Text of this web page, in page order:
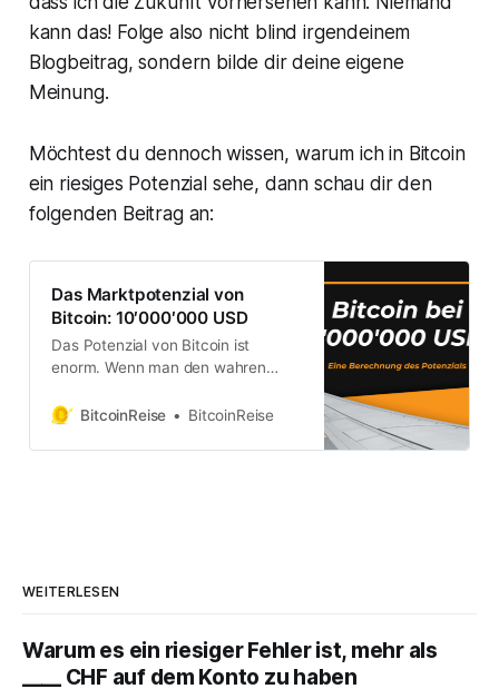
kann das! Folge also nicht blind irgendeinem
Blogbeitrag, sondern bilde dir deine eigene
Meinung.
Möchtest du dennoch wissen, warum ich in Bitcoin
ein riesiges Potenzial sehe, dann schau dir den
folgenden Beitrag an:
Das Marktpotenzial von
Bitcoin: 10′000′000 USD
Das Potenzial von Bitcoin ist
enorm. Wenn man den wahren
befindet - ist es bei 10′000′000
Lass uns das Ganze erklären…
BitcoinReise BitcoinReise
WEITERLESEN
Warum es ein riesiger Fehler ist, mehr als
____ CHF auf dem Konto zu haben